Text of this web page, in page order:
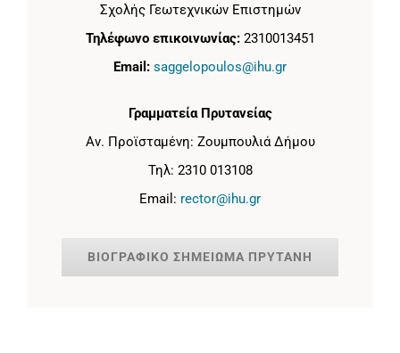
Σχολής Γεωτεχνικών Επιστημών
Τηλέφωνο επικοινωνίας:2310013451
Email: saggelopoulos@ihu.gr
Γραμματεία Πρυτανείας
Αν. Προϊσταμένη: Ζουμπουλιά Δήμου
Τηλ: 2310 013108
Email: rector@ihu.gr
ΒΙΟΓΡΑΦΙΚΟ ΣΗΜΕΙΩΜΑ ΠΡΥΤΑΝΗ